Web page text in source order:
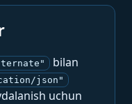
bilan
json"
uchun